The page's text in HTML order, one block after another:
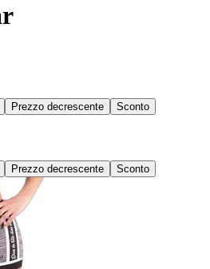
Prezzo decrescente Sconto
Prezzo decrescente Sconto